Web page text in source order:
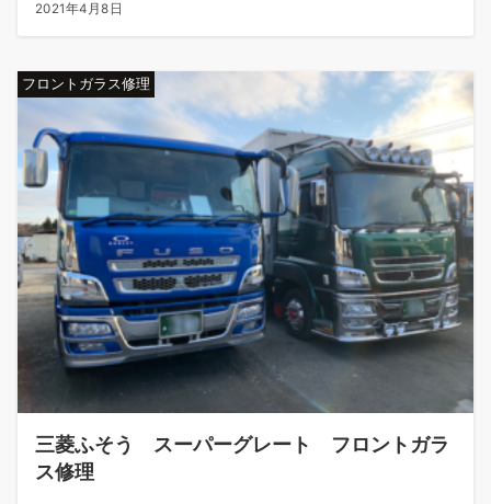
2021年4月8日
フロントガラス修理
三菱ふそう スーパーグレート フロントガラ
ス修理